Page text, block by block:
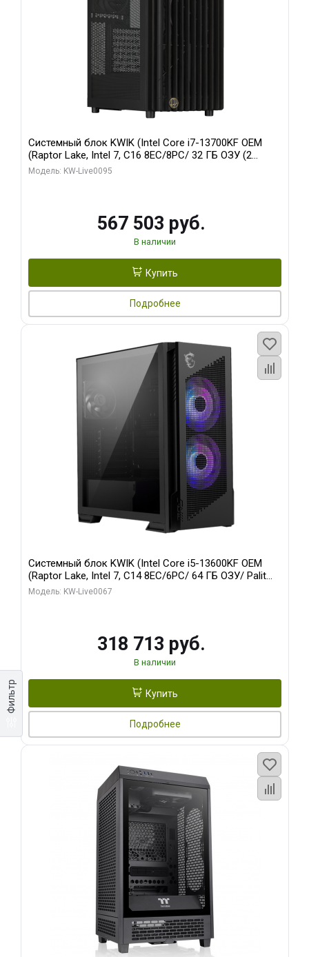
Фильтр
Системный блок KWIK (Intel Core i7-13700KF OEM
(Raptor Lake, Intel 7, C16 8EC/8PC/ 32 ГБ ОЗУ (2
модуля)/ Afox RTX4090 24GB GDDR6X 384-Bit 3xDP
Модель: KW-Live0095
567 503 руб.
В наличии
Купить
Подробнее
Системный блок KWIK (Intel Core i5-13600KF OEM
(Raptor Lake, Intel 7, C14 8EC/6PC/ 64 ГБ ОЗУ/ Palit
RTX5080 GAMINGPRO OC 16GB GDDR7 256bit 3xDP
Модель: KW-Live0067
318 713 руб.
В наличии
Купить
Подробнее